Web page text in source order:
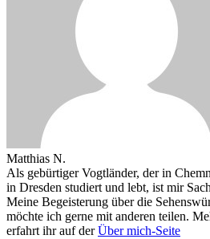
Matthias N.
Als gebürtiger Vogtländer, der in
in Dresden studiert und lebt, ist mir
Meine Begeisterung über die
möchte ich gerne mit anderen teilen.
erfahrt ihr auf derÜber mich-Seite